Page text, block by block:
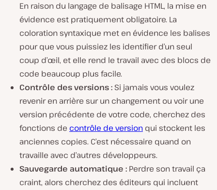
En raison du langage de balisage HTML, la mise en
évidence est pratiquement obligatoire. La
coloration syntaxique met en évidence les balises
pour que vous puissiez les identifier d’un seul
coup d’œil, et elle rend le travail avec des blocs de
code beaucoup plus facile.
Contrôle des versions : Si jamais vous voulez
revenir en arrière sur un changement ou voir une
version précédente de votre code, cherchez des
fonctions de contrôle de version qui stockent les
anciennes copies. C’est nécessaire quand on
travaille avec d’autres développeurs.
Sauvegarde automatique : Perdre son travail ça
craint, alors cherchez des éditeurs qui incluent